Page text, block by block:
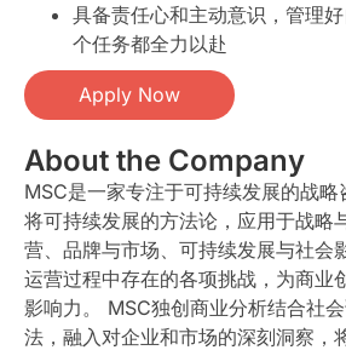
具备责任心和主动意识，管理
个任务都全力以赴
Apply Now
About the Company
MSC是一家专注于可持续发展的战略
将可持续发展的方法论，应用于战略
营、品牌与市场、可持续发展与社会
运营过程中存在的各项挑战，为商业
影响力。 MSC独创商业分析结合社
法，融入对企业和市场的深刻洞察，